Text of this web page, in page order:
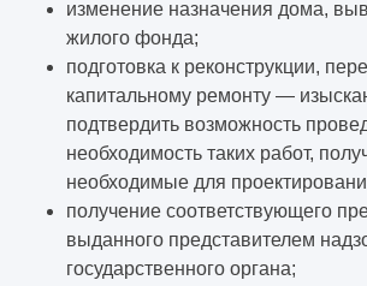
изменение назначения дома,
жилого фонда;
подготовка к реконструкции,
капитальному ремонту —
подтвердить возможность
необходимость таких работ,
необходимые для
получение соответствующего
выданного представителем
государственного органа;